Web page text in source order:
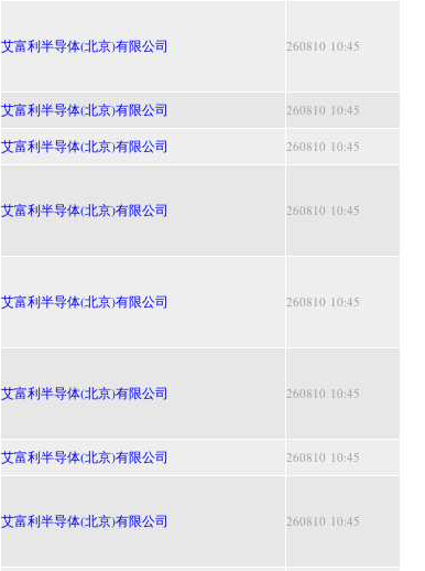
艾富利半导体(北京)有限公司 260810 10:45
艾富利半导体(北京)有限公司 260810 10:45
艾富利半导体(北京)有限公司 260810 10:45
艾富利半导体(北京)有限公司 260810 10:45
艾富利半导体(北京)有限公司 260810 10:45
艾富利半导体(北京)有限公司 260810 10:45
艾富利半导体(北京)有限公司 260810 10:45
艾富利半导体(北京)有限公司 260810 10:45